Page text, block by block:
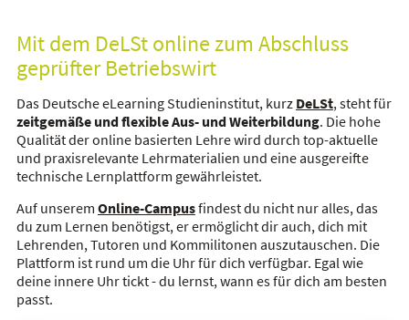
Mit dem DeLSt online zum Abschluss
geprüfter Betriebswirt
Das Deutsche eLearning Studieninstitut, kurz DeLSt, steht für
zeitgemäße und flexible Aus- und Weiterbildung. Die hohe
Qualität der online basierten Lehre wird durch top-aktuelle
und praxisrelevante Lehrmaterialien und eine ausgereifte
technische Lernplattform gewährleistet.
Auf unserem Online-Campusfindest du nicht nur alles, das
du zum Lernen benötigst, er ermöglicht dir auch, dich mit
Lehrenden, Tutoren und Kommilitonen auszutauschen. Die
Plattform ist rund um die Uhr für dich verfügbar. Egal wie
deine innere Uhr tickt - du lernst, wann es für dich am besten
passt.